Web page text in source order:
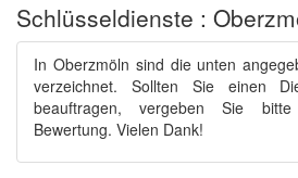
Schlüsseldienste :
In Oberzmöln sind die unten
verzeichnet. Sollten Sie einen
beauftragen, vergeben Sie
Bewertung. Vielen Dank!